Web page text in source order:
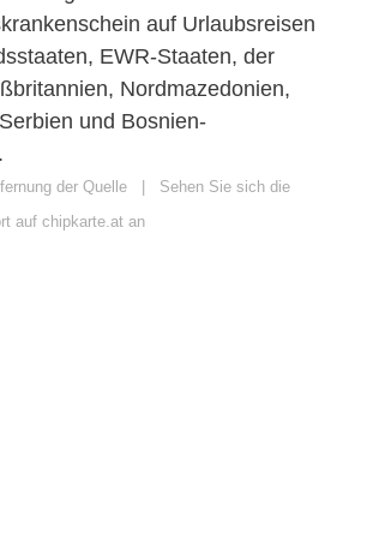
auf Urlaubsreisen
EWR-Staaten, der
Nordmazedonien,
und Bosnien-
der Quelle | Sehen Sie sich die
auf chipkarte.at an